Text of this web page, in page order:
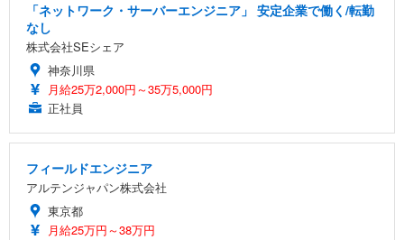
「ネットワーク・サーバーエンジニア」 安定企業で働く/転勤
なし
株式会社SEシェア
神奈川県
月給25万2,000円～35万5,000円
正社員
フィールドエンジニア
アルテンジャパン株式会社
東京都
月給25万円～38万円